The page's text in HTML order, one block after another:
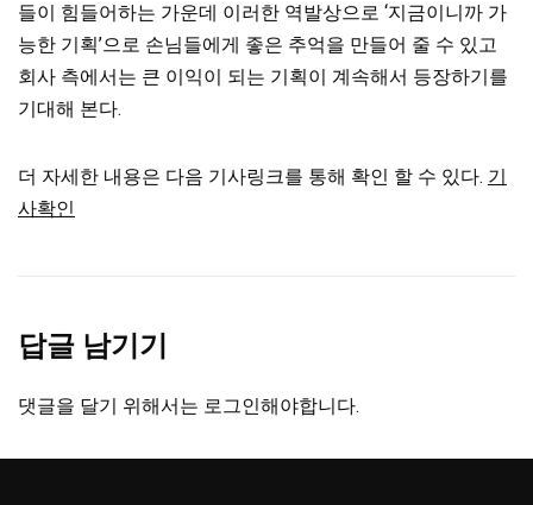
들이 힘들어하는 가운데 이러한 역발상으로 ‘지금이니까 가
능한 기획’으로 손님들에게 좋은 추억을 만들어 줄 수 있고
회사 측에서는 큰 이익이 되는 기획이 계속해서 등장하기를
기대해 본다.
더 자세한 내용은 다음 기사링크를 통해 확인 할 수 있다. 기
사확인
답글 남기기
댓글을 달기 위해서는 로그인해야합니다.